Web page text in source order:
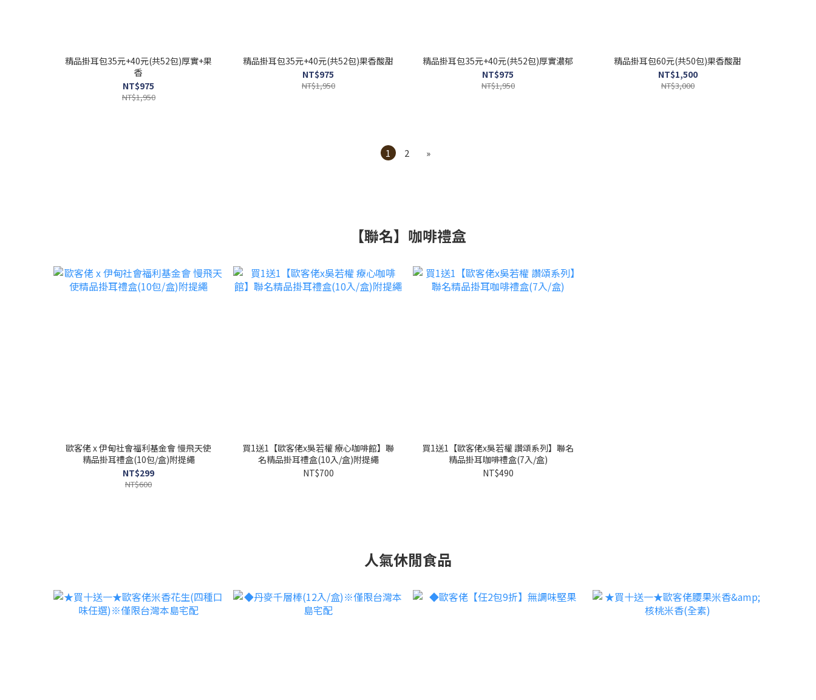
精品掛耳包35元+40元(共52包)厚實+果
香
NT$975
NT$1,950
精品掛耳包35元+40元(共52包)果香酸甜
NT$975
NT$1,950
精品掛耳包35元+40元(共52包)厚實濃郁
NT$975
NT$1,950
精品掛耳包60元(共50包)果香酸甜
NT$1,500
NT$3,000
1 2 »
【聯名】咖啡禮盒
歐客佬 x 伊甸社會福利基金會 慢飛天使
精品掛耳禮盒(10包/盒)附提繩
NT$299
NT$600
買1送1【歐客佬x吳若權 療心咖啡館】聯
名精品掛耳禮盒(10入/盒)附提繩
NT$700
買1送1【歐客佬x吳若權 讚頌系列】聯名
精品掛耳咖啡禮盒(7入/盒)
NT$490
人氣休閒食品